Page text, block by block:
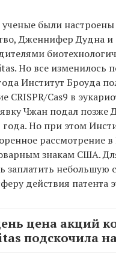
ученые были
Дженнифер Дудна
Но все изменилось
Институт Броуда
CRISPR/Cas9 в
Чжан подал позже
года. Но при этом
рассмотрение
знакам США.
заплатить небольшую
действия патента
цена акций
подскочила на